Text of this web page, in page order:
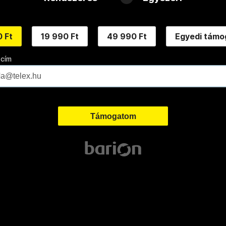
Ft 19 990 Ft 49 990 Ft Egyedi